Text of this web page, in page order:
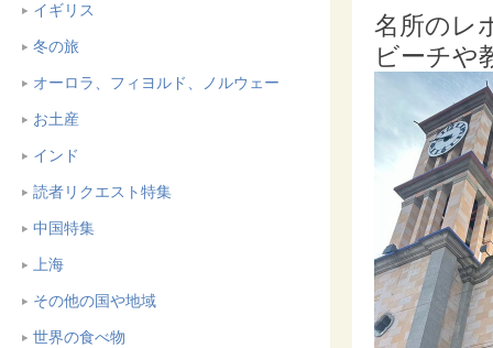
イギリス
冬の旅
オーロラ、フィヨルド、ノルウェー
お土産
インド
読者リクエスト特集
中国特集
上海
その他の国や地域
世界の食べ物
名所のレ
ビーチや